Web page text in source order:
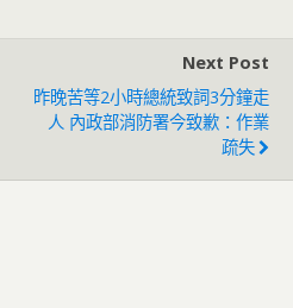
Next Post
昨晚苦等2小時總統致詞3分鐘走
人 內政部消防署今致歉：作業
疏失